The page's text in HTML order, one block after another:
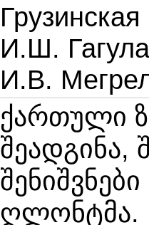
И.Ш.
И.В.
ქართული
შეადგინა,
ღლონტმა.